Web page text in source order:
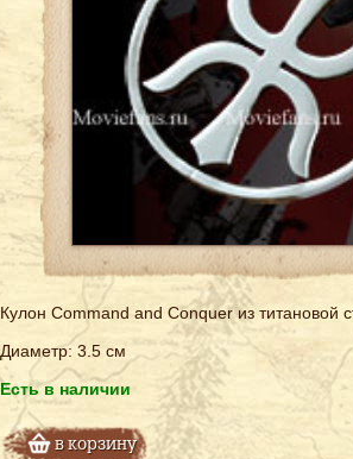
Кулон Command and Conquer из титановой
Диаметр: 3.5 см
Есть в наличии
в корзину